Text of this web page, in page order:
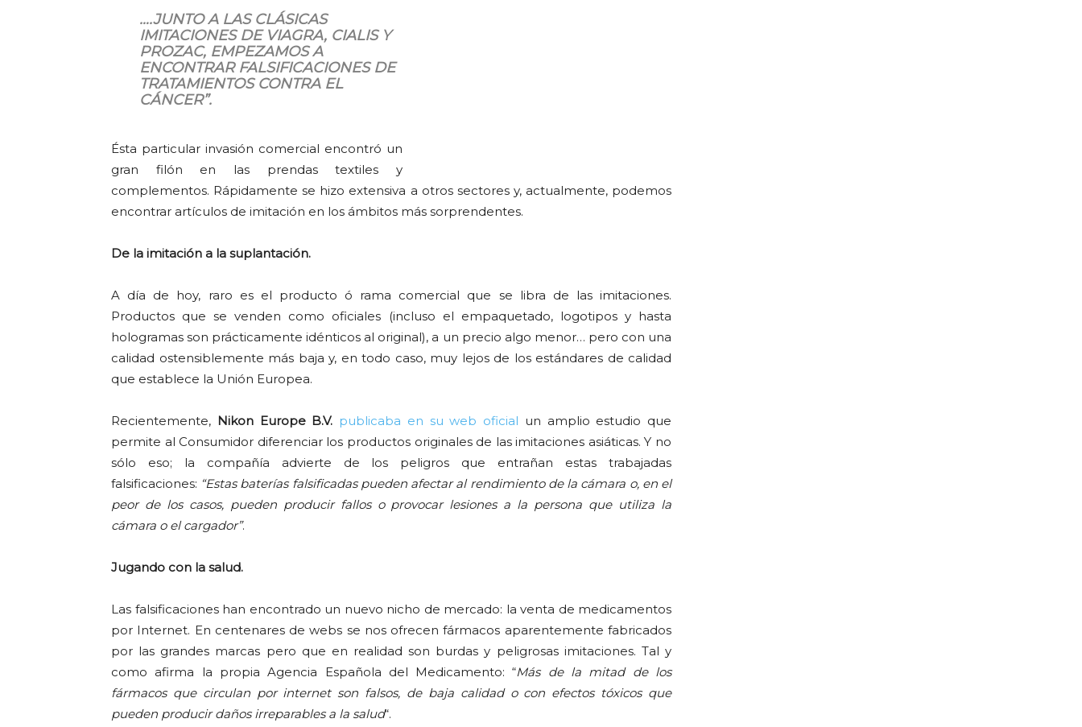
….JUNTO A LAS CLÁSICAS
IMITACIONES DE VIAGRA, CIALIS Y
PROZAC, EMPEZAMOS A
ENCONTRAR FALSIFICACIONES DE
TRATAMIENTOS CONTRA EL
CÁNCER”.
Ésta particular invasión comercial encontró un
gran filón en las prendas textiles y
complementos. Rápidamente se hizo extensiva a otros sectores y, actualmente, podemos
encontrar artículos de imitación en los ámbitos más sorprendentes.
De la imitación a la suplantación.
A día de hoy, raro es el producto ó rama comercial que se libra de las imitaciones.
Productos que se venden como oficiales (incluso el empaquetado, logotipos y hasta
hologramas son prácticamente idénticos al original), a un precio algo menor… pero con una
calidad ostensiblemente más baja y, en todo caso, muy lejos de los estándares de calidad
que establece la Unión Europea.
Recientemente, Nikon Europe B.V. publicaba en su web oficial un amplio estudio que
permite al Consumidor diferenciar los productos originales de las imitaciones asiáticas. Y no
sólo eso; la compañía advierte de los peligros que entrañan estas trabajadas
falsificaciones: “Estas baterías falsificadas pueden afectar al rendimiento de la cámara o, en el
peor de los casos, pueden producir fallos o provocar lesiones a la persona que utiliza la
cámara o el cargador”.
Jugando con la salud.
Las falsificaciones han encontrado un nuevo nicho de mercado: la venta de medicamentos
por Internet. En centenares de webs se nos ofrecen fármacos aparentemente fabricados
por las grandes marcas pero que en realidad son burdas y peligrosas imitaciones. Tal y
como afirma la propia Agencia Española del Medicamento: “Más de la mitad de los
fármacos que circulan por internet son falsos, de baja calidad o con efectos tóxicos que
pueden producir daños irreparables a la salud“.